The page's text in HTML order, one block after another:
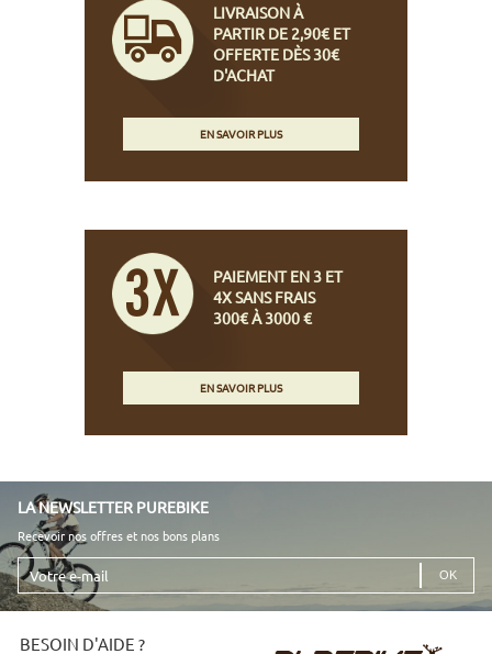
LIVRAISON À
PARTIR DE 2,90€ ET
OFFERTE DÈS 30€
D'ACHAT
EN SAVOIR PLUS
PAIEMENT EN 3 ET
4X SANS FRAIS
300€ À 3000 €
EN SAVOIR PLUS
LA NEWSLETTER PUREBIKE
Recevoir nos offres et nos bons plans
Votre
e-
mail
BESOIN D'AIDE ?